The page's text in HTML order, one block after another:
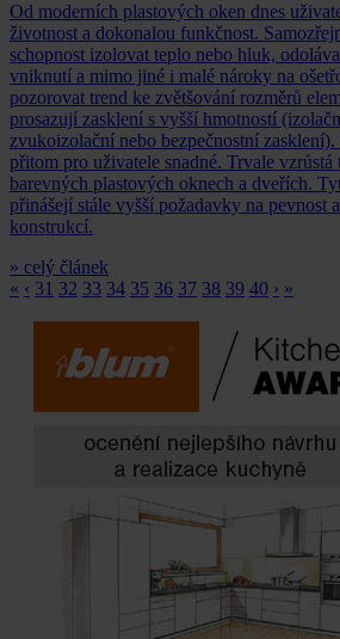
Od moderních plastových oken dnes
životnost a dokonalou funkčnost.
schopnost izolovat teplo nebo hluk,
vniknutí a mimo jiné i malé nároky na
pozorovat trend ke zvětšování rozměrů
prosazují zasklení s vyšší hmotností
zvukoizolační nebo bezpečnostní
přitom pro uživatele snadné. Trvale vzrůstá
barevných plastových oknech a dveřích.
přinášejí stále vyšší požadavky na pevnost
konstrukcí.
» celý článek
« ‹ 31 32 33 34 35 36 37 38 39 40 › »